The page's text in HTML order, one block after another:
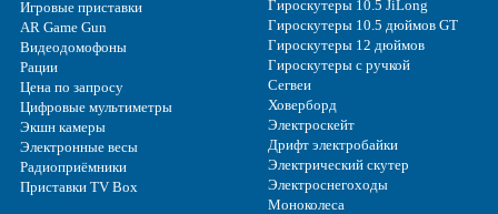
Игровые приставки
AR Game Gun
Видеодомофоны
Рации
Цена по запросу
Цифровые мультиметры
Экшн камеры
Электронные весы
Радиоприёмники
Приставки TV Box
Гироскутеры 10.5 JiLong
Гироскутеры 10.5 дюймов GT
Гироскутеры 12 дюймов
Гироскутеры с ручкой
Сегвеи
Ховерборд
Электроскейт
Дрифт электробайки
Электрический скутер
Электроснегоходы
Моноколеса